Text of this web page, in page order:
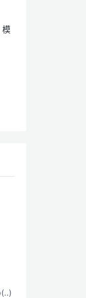
模